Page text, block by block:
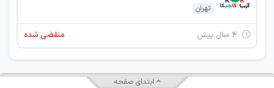
تهران
منقضی شده
ابتدای صفحه